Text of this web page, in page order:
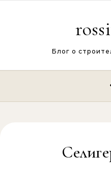
Блог о